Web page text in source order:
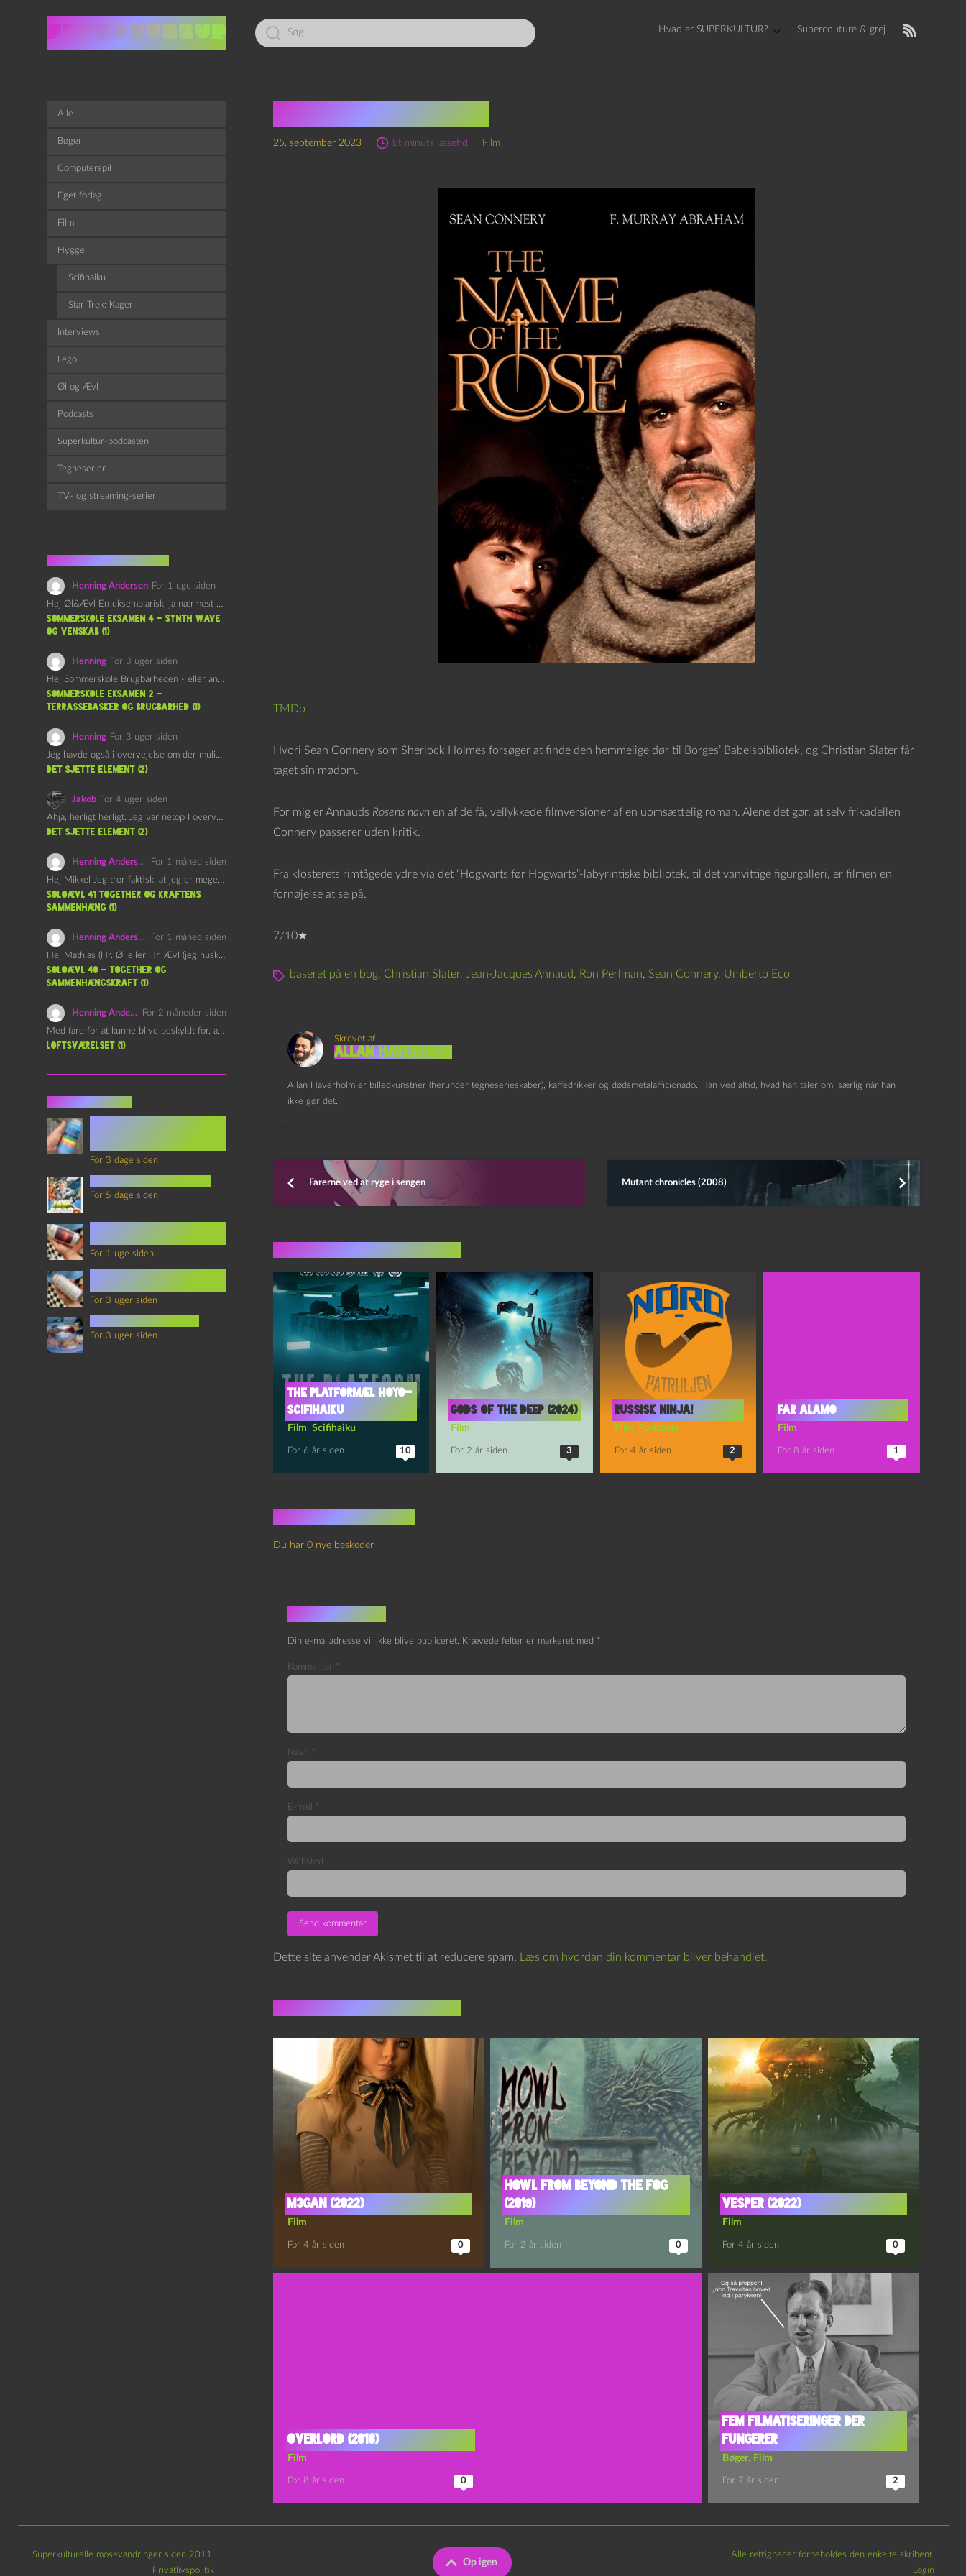
Led
efter:
Hvad er SUPERKULTUR? Supercouture & grej
25. september 2023 Et minuts læsetid Film
TMDb
Hvori Sean Connery som Sherlock Holmes forsøger at finde den hemmelige dør til Borges’ Babelsbibliotek, og Christian Slater får
taget sin mødom.
For mig er Annauds Rosens navn en af de få, vellykkede filmversioner af en uomsættelig roman. Alene det gør, at selv frikadellen
Connery passerer uden kritik.
Fra klosterets rimtågede ydre via det “Hogwarts før Hogwarts”-labyrintiske bibliotek, til det vanvittige figurgalleri, er filmen en
fornøjelse at se på.
7/10★
baseret på en bog, Christian Slater, Jean-Jacques Annaud, Ron Perlman, Sean Connery, Umberto Eco
Skrevet af
Allan Haverholm
Allan Haverholm er billedkunstner (herunder tegneserieskaber), kaffedrikker og dødsmetalafficionado. Han ved altid, hvad han taler om, særlig når han
ikke gør det.
Farerne ved at ryge i sengen Mutant chronicles (2008)
The Platform/El Hoyo-
scifihaiku
Film, Scifihaiku
For 6 år siden 10
Gods of the Deep (2024)
Film
For 2 år siden 3
Russisk Ninja!
Film, Podcasts
For 4 år siden 2
Far Alamo
Film
For 8 år siden 1
Du har 0 nye beskeder
Skriv et svar
Din e-mailadresse vil ikke blive publiceret. Krævede felter er markeret med *
Kommentar *
Navn *
E-mail *
Websted
Dette site anvender Akismet til at reducere spam. Læs om hvordan din kommentar bliver behandlet.
M3gan (2022)
Film
For 4 år siden 0
Howl from Beyond the Fog
(2019)
Film
For 2 år siden 0
Vesper (2022)
Film
For 4 år siden 0
Overlord (2018)
Film
For 8 år siden 0
Fem filmatiseringer der
fungerer
Bøger, Film
For 7 år siden 2
Alle
Bøger
Computerspil
Eget forlag
Film
Hygge
Scifihaiku
Star Trek: Kager
Interviews
Lego
Øl og Ævl
Podcasts
Superkultur-podcasten
Tegneserier
TV- og streaming-serier
Henning Andersen For 1 uge siden
Hej Øl&Ævl En eksemplarisk, ja nærmest yndefuld, afslutning på SOMMERSKOLEN.…
Sommerskole Eksamen 4 – Synth Wave
og Venskab (1)
Henning For 3 uger siden
Hej Sommerskole Brugbarheden - eller anvendeligheden - af "Øl&Ævl" er…
Sommerskole Eksamen 2 –
Terrassebasker og Brugbarhed (1)
Henning For 3 uger siden
Jeg havde også i overvejelse om der muligvis kunne være…
det sjette element (2)
Jakob For 4 uger siden
Ahja, herligt herligt. Jeg var netop I overvejelser om at…
det sjette element (2)
Henning Andersen
For 1 måned siden
Hej Mikkel Jeg tror faktisk, at jeg er meget enig…
Soloævl 41 Together og Kraftens
Sammenhæng (1)
Henning Andersen
For 1 måned siden
Hej Mathias (Hr. Øl eller Hr. Ævl (jeg husker ikke…
Soloævl 40 – Together og
sammenhængskraft (1)
Henning Andersen
For 2 måneder siden
Med fare for at kunne blive beskyldt for, at være…
Loftsværelset (1)
For 3 dage siden
For 5 dage siden
For 1 uge siden
For 3 uger siden
For 3 uger siden
Superkulturelle mosevandringer siden 2011.
Privatlivspolitik
Op igen
Alle rettigheder forbeholdes den enkelte skribent.
Login